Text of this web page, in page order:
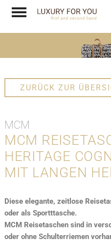
ZURÜCK ZUR
MCM
MCM
HERITAGE
MIT LANGEN
Diese elegante, zeitlose
oder als Sportttasche.
MCM Reisetaschen sind in
oder ohne Schulterriemen